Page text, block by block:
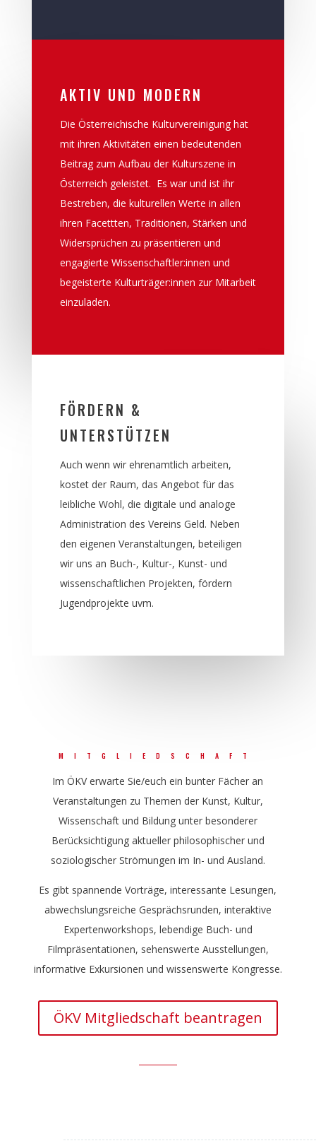
AKTIV UND MODERN
Die Österreichische Kulturvereinigung hat
mit ihren Aktivitäten einen bedeutenden
Beitrag zum Aufbau der Kulturszene in
Österreich geleistet. Es war und ist ihr
Bestreben, die kulturellen Werte in allen
ihren Facettten, Traditionen, Stärken und
Widersprüchen zu präsentieren und
engagierte Wissenschaftler:innen und
begeisterte Kulturträger:innen zur Mitarbeit
einzuladen.
FÖRDERN &
UNTERSTÜTZEN
Auch wenn wir ehrenamtlich arbeiten,
kostet der Raum, das Angebot für das
leibliche Wohl, die digitale und analoge
Administration des Vereins Geld. Neben
den eigenen Veranstaltungen, beteiligen
wir uns an Buch-, Kultur-, Kunst- und
wissenschaftlichen Projekten, fördern
Jugendprojekte uvm.
MITGLIEDSCHAFT
Im ÖKV erwarte Sie/euch ein bunter Fächer an
Veranstaltungen zu Themen der Kunst, Kultur,
Wissenschaft und Bildung unter besonderer
Berücksichtigung aktueller philosophischer und
soziologischer Strömungen im In- und Ausland.
Es gibt spannende Vorträge, interessante Lesungen,
abwechslungsreiche Gesprächsrunden, interaktive
Expertenworkshops, lebendige Buch- und
Filmpräsentationen, sehenswerte Ausstellungen,
informative Exkursionen und wissenswerte Kongresse.
ÖKV Mitgliedschaft beantragen